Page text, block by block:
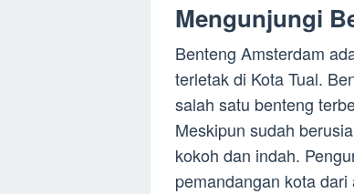
Mengunjungi
Benteng Amsterdam
terletak di Kota Tual.
salah satu benteng
Meskipun sudah
kokoh dan indah.
pemandangan kota dari